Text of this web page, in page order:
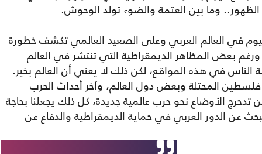
الظهور.. وما بين العتمة والضوء تولد الوحوش.
في العالم العربي وعلى الصعيد العالمي تكشف خطورة
ورغم بعض المظاهر الديمقراطية التي تنتشر في العالم
في هذه المواقع، لكن ذلك لا يعني أن العالم بخير.
المحتلة وبعض دول العالم، وآخر أحداث الحرب
تدحرج الأوضاع نحو حرب عالمية جديدة، كل ذلك يجعلنا بحاجة
عن الدور العربي في حماية الديمقراطية والدفاع عن